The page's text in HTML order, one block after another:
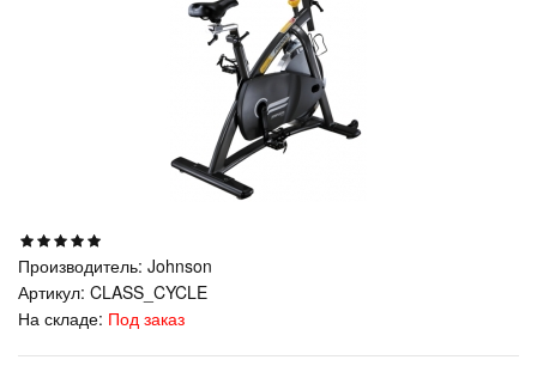
Производитель: Johnson
Артикул: CLASS_CYCLE
На складе: Под заказ